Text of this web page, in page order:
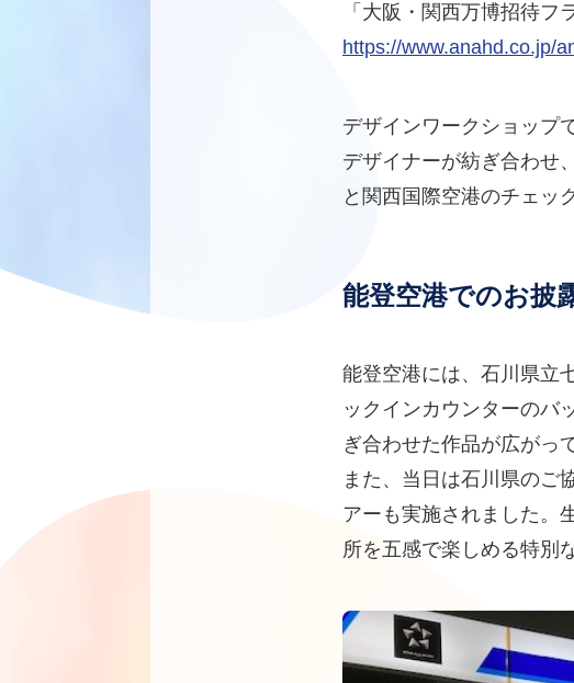
「大阪・関西万博招待フ
https://www.anahd.co.jp/
デザインワークショップ
デザイナーが紡ぎ合わせ
と関西国際空港のチェッ
能登空港でのお披
能登空港には、石川県立
ックインカウンターのバ
ぎ合わせた作品が広がっ
また、当日は石川県のご
アーも実施されました。
所を五感で楽しめる特別